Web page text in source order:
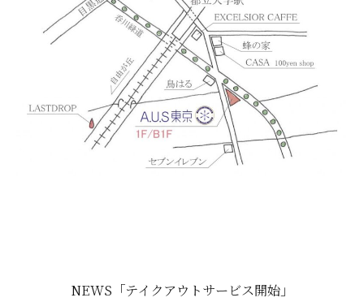
NEWS「テイクアウトサービス開始」